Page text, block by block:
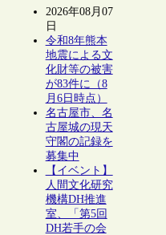
2026年08月07
日
令和8年熊本
地震による文
化財等の被害
が83件に（8
月6日時点）
名古屋市、名
古屋城の現天
守閣の記録を
募集中
【イベント】
人間文化研究
機構DH推進
室、「第5回
DH若手の会